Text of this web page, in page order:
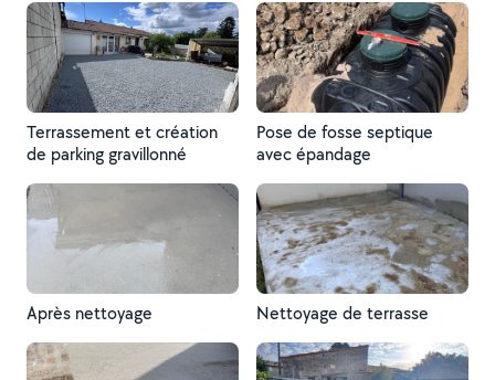
Terrassement et création
de parking gravillonné
Pose de fosse septique
avec épandage
Après nettoyage Nettoyage de terrasse